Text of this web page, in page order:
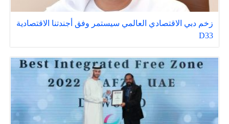
زخم دبي الاقتصادي العالمي سيستمر وفق أجندتنا الاقتصادية
D33